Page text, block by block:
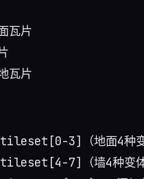
瓦片
3]（地面4种
7]（墙4种变